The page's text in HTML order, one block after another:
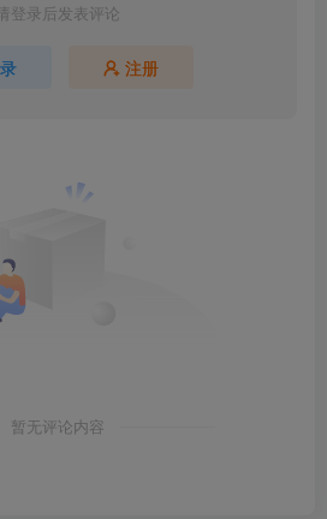
登录后发表评论
注册
暂无评论内容